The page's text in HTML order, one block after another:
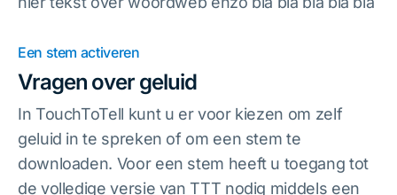
Een stem activeren
Vragen over geluid
In TouchToTell kunt u er voor kiezen om zelf
geluid in te spreken of om een stem te
downloaden. Voor een stem heeft u toegang tot
de volledige versie van TTT nodig middels een